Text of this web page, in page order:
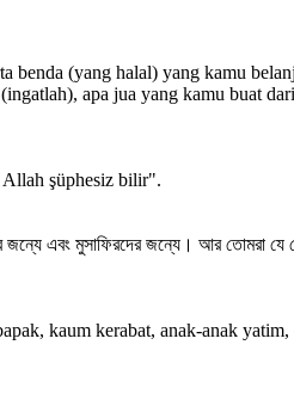
benda (yang halal) yang kamu
apa jua yang kamu buat
Allah şüphesiz bilir".
এবং মুসাফিরদের জন্যে। আর তোমরা যে
kaum kerabat, anak-anak